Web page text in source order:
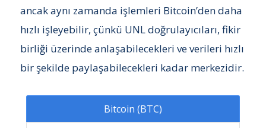
ancak aynı zamanda işlemleri Bitcoin’den daha
hızlı işleyebilir, çünkü UNL doğrulayıcıları, fikir
birliği üzerinde anlaşabilecekleri ve verileri hızlı
bir şekilde paylaşabilecekleri kadar merkezidir.
Bitcoin (BTC)